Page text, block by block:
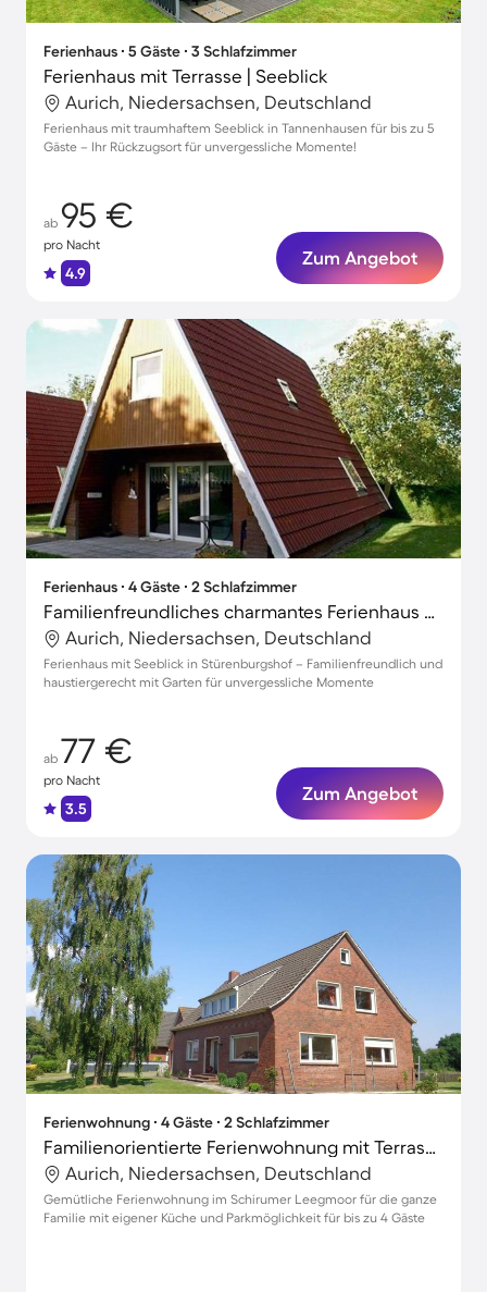
Ferienhaus ∙ 5 Gäste ∙ 3 Schlafzimmer
Ferienhaus mit Terrasse | Seeblick
Aurich, Niedersachsen, Deutschland
Ferienhaus mit traumhaftem Seeblick in Tannenhausen für bis zu 5
Gäste – Ihr Rückzugsort für unvergessliche Momente!
ab 95 €
pro Nacht
4.9
Zum Angebot
Ferienhaus ∙ 4 Gäste ∙ 2 Schlafzimmer
Familienfreundliches charmantes Ferienhaus mit Terrasse und Garten | Seeblick | Strand in der Nähe | Haustiere erlaubt
Aurich, Niedersachsen, Deutschland
Ferienhaus mit Seeblick in Stürenburgshof – Familienfreundlich und
haustiergerecht mit Garten für unvergessliche Momente
ab 77 €
pro Nacht
3.5
Zum Angebot
Ferienwohnung ∙ 4 Gäste ∙ 2 Schlafzimmer
Familienorientierte Ferienwohnung mit Terrasse
Aurich, Niedersachsen, Deutschland
Gemütliche Ferienwohnung im Schirumer Leegmoor für die ganze
Familie mit eigener Küche und Parkmöglichkeit für bis zu 4 Gäste